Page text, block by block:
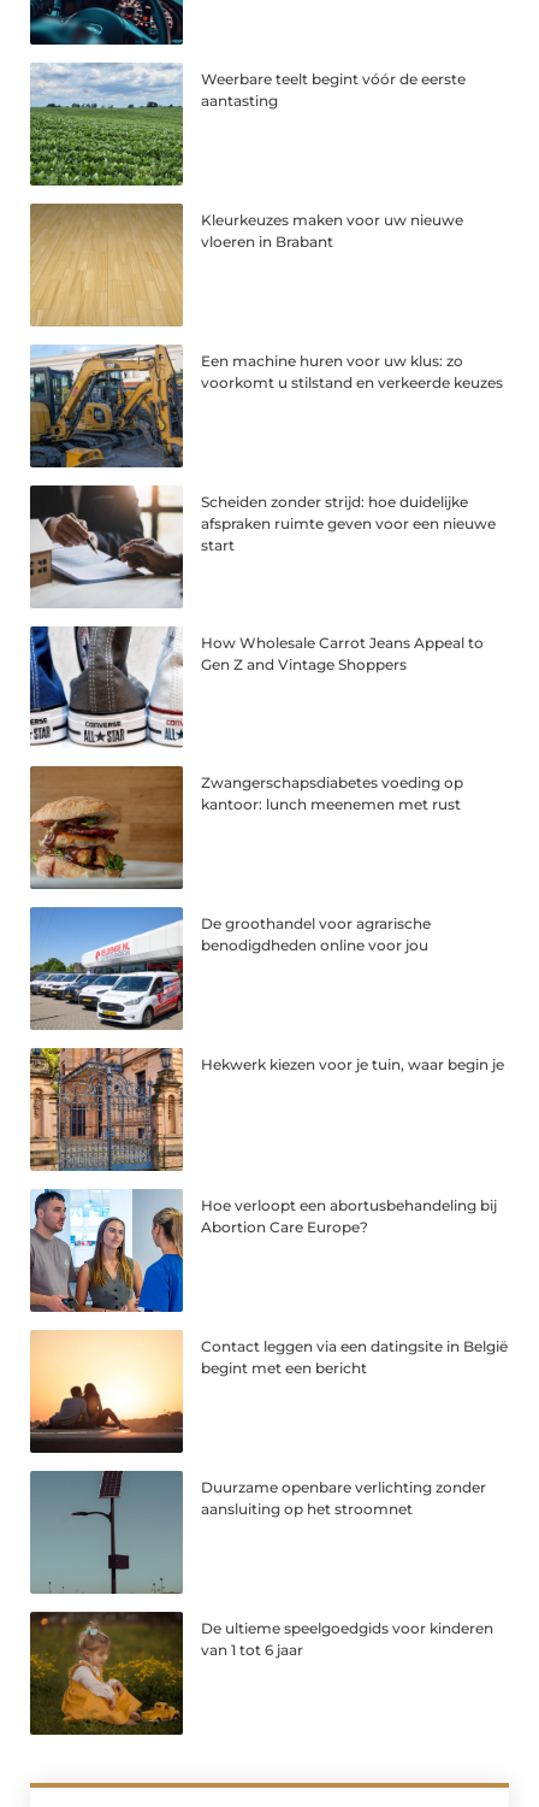
Weerbare teelt begint vóór de eerste
aantasting
Kleurkeuzes maken voor uw nieuwe
vloeren in Brabant
Een machine huren voor uw klus: zo
voorkomt u stilstand en verkeerde keuzes
Scheiden zonder strijd: hoe duidelijke
afspraken ruimte geven voor een nieuwe
start
How Wholesale Carrot Jeans Appeal to
Gen Z and Vintage Shoppers
Zwangerschapsdiabetes voeding op
kantoor: lunch meenemen met rust
De groothandel voor agrarische
benodigdheden online voor jou
Hekwerk kiezen voor je tuin, waar begin je
Hoe verloopt een abortusbehandeling bij
Abortion Care Europe?
Contact leggen via een datingsite in België
begint met een bericht
Duurzame openbare verlichting zonder
aansluiting op het stroomnet
De ultieme speelgoedgids voor kinderen
van 1 tot 6 jaar